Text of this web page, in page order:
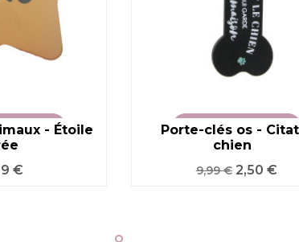
- Étoile
€
Porte-clés os -
chien
Prix
9,99 € Prix
2,50 €
VOIR LE PRODUIT